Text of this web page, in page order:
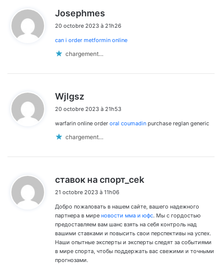
Josephmes
t
20 octobre 2023 à 21h26
can i order metformin online
chargement…
Wjlgsz
t
20 octobre 2023 à 21h53
warfarin online order oral coumadin purchase reglan generic
chargement…
ставок на спорт_cek
:
21 octobre 2023 à 11h06
Добро пожаловать в нашем сайте, вашего надежного
партнера в мире новости мма и юфс. Мы с гордостью
предоставляем вам шанс взять на себя контроль над
вашими ставками и повысить свои перспективы на успех.
Наши опытные эксперты и эксперты следят за событиями
в мире спорта, чтобы поддержать вас свежими и точными
прогнозами.